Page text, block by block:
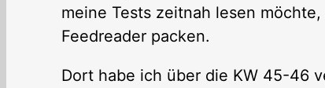
meine Tests zeitnah lesen
Feedreader packen.
Dort habe ich über die KW 45-46